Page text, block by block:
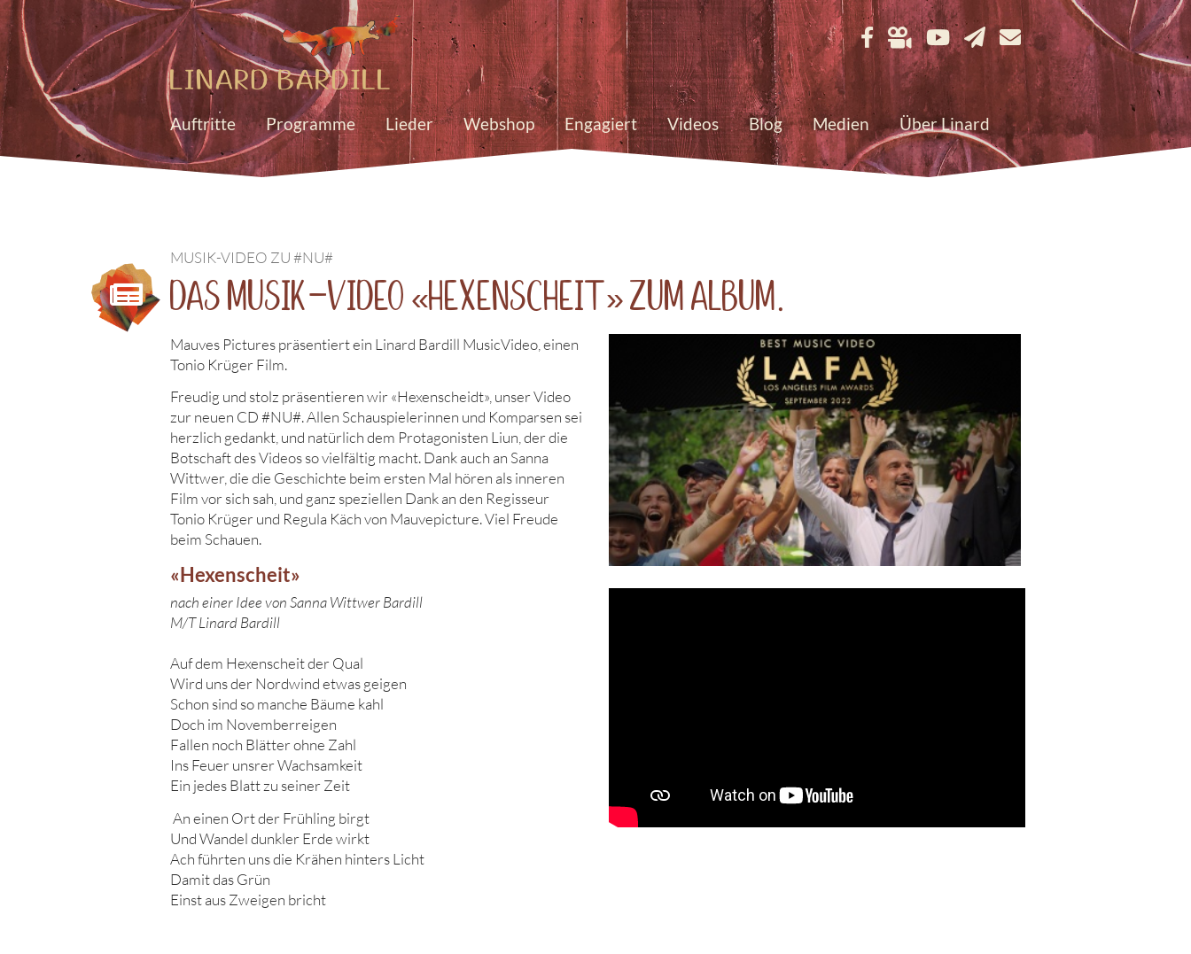
Auftritte Programme Lieder Webshop Engagiert Videos Blog Medien Über Linard
MUSIK-VIDEO ZU #NU#
Das Musik-Video «Hexenscheit» zum Album.
Mauves Pictures präsentiert ein Linard Bardill MusicVideo, einen
Tonio Krüger Film.
Freudig und stolz präsentieren wir «Hexenscheidt», unser Video
zur neuen CD #NU#. Allen Schauspielerinnen und Komparsen sei
herzlich gedankt, und natürlich dem Protagonisten Liun, der die
Botschaft des Videos so vielfältig macht. Dank auch an Sanna
Wittwer, die die Geschichte beim ersten Mal hören als inneren
Film vor sich sah, und ganz speziellen Dank an den Regisseur
Tonio Krüger und Regula Käch von Mauvepicture. Viel Freude
beim Schauen.
«Hexenscheit»
nach einer Idee von Sanna Wittwer Bardill
M/T Linard Bardill
Auf dem Hexenscheit der Qual
Wird uns der Nordwind etwas geigen
Schon sind so manche Bäume kahl
Doch im Novemberreigen
Fallen noch Blätter ohne Zahl
Ins Feuer unsrer Wachsamkeit
Ein jedes Blatt zu seiner Zeit
An einen Ort der Frühling birgt
Und Wandel dunkler Erde wirkt
Ach führten uns die Krähen hinters Licht
Damit das Grün
Einst aus Zweigen bricht